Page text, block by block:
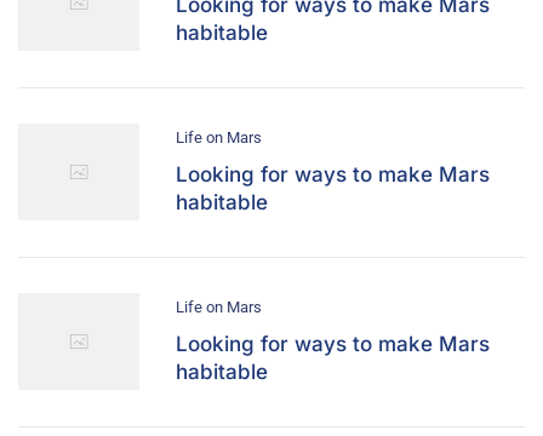
habitable
Life on Mars
Looking for ways to make Mars
habitable
Life on Mars
Looking for ways to make Mars
habitable